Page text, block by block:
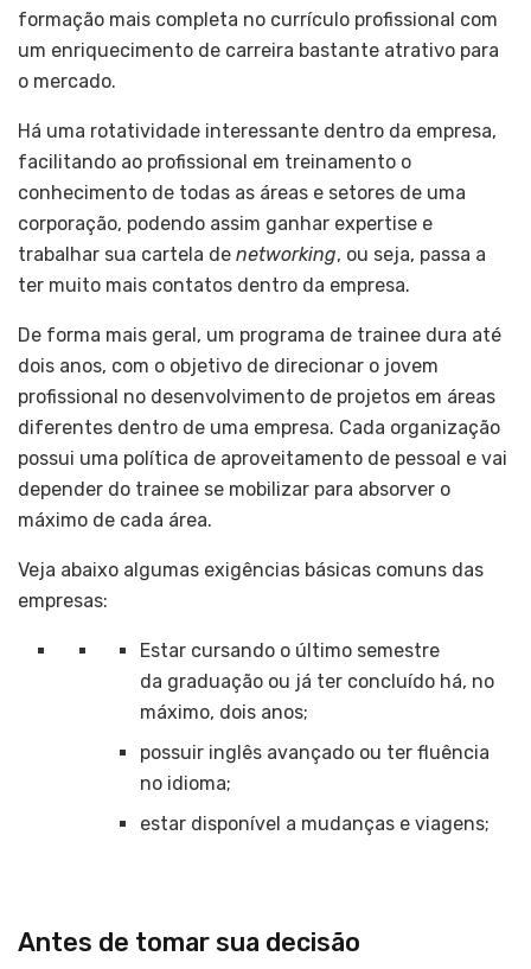
formação mais completa no currículo profissional com
um enriquecimento de carreira bastante atrativo para
o mercado.
Há uma rotatividade interessante dentro da empresa,
facilitando ao profissional em treinamento o
conhecimento de todas as áreas e setores de uma
corporação, podendo assim ganhar expertise e
trabalhar sua cartela de networking, ou seja, passa a
ter muito mais contatos dentro da empresa.
De forma mais geral, um programa de trainee dura até
dois anos, com o objetivo de direcionar o jovem
profissional no desenvolvimento de projetos em áreas
diferentes dentro de uma empresa. Cada organização
possui uma política de aproveitamento de pessoal e vai
depender do trainee se mobilizar para absorver o
máximo de cada área.
Veja abaixo algumas exigências básicas comuns das
empresas:
Estar cursando o último semestre
da graduação ou já ter concluído há, no
máximo, dois anos;
possuir inglês avançado ou ter fluência
no idioma;
estar disponível a mudanças e viagens;
Antes de tomar sua decisão